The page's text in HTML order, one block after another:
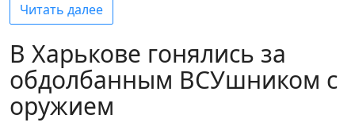
Читать далее
В Харькове гонялись за
обдолбанным ВСУшником с
оружием